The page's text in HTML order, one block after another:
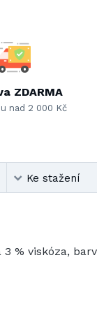
ZDARMA
nad 2 000 Kč
Ke stažení
% viskóza,